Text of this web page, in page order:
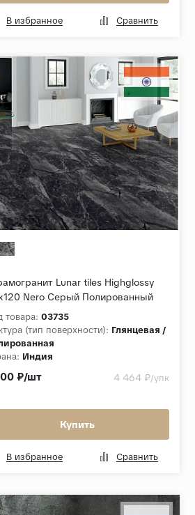
В избранное Сравнить
Lunar tiles Highglossy
Nero Серый Полированный
товара: 03735
(тип поверхности): Глянцевая /
Индия
мм:
Highglossy 60x120
₽/шт 4 464 ₽/упк
Купить
В избранное Сравнить